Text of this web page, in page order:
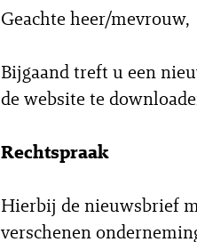
Geachte heer/mevrouw,
Bijgaand treft u een
de website te
Rechtspraak
Hierbij de nieuwsbrief
verschenen